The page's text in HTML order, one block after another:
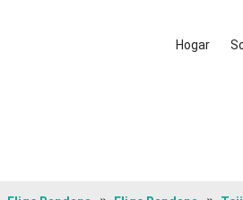
Hogar